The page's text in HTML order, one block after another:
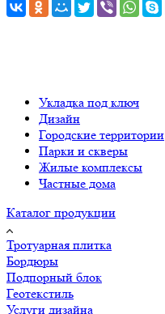
Укладка под ключ
Дизайн
Городские территории
Парки и скверы
Жилые комплексы
Частные дома
Каталог продукции
Тротуарная плитка
Бордюры
Подпорный блок
Геотекстиль
Услуги дизайна